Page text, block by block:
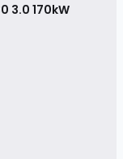
3.0 170kW